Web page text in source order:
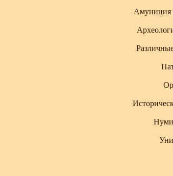
Амуниция